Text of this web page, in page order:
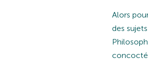
Alors
des